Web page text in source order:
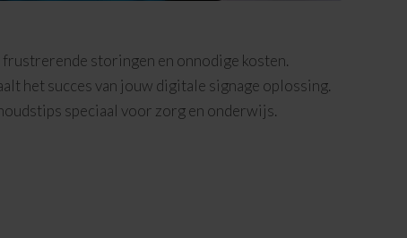
storingen en onnodige kosten.
het succes van jouw digitale signage oplossing.
speciaal voor zorg en onderwijs.